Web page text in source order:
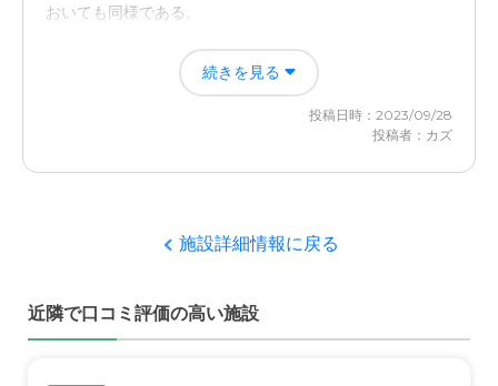
た
介護医療サービスについて
介護のほうは全問などに回答させていただきましたが、本
当に安心しておまかせできる第一印象をうけましたし、ま
できるなとかんじました
近隣環境や交通アクセスについて
る距離であったので問題はございませんでした
おいても同様である。
入居後どうなったか？
歩行不自由な父親を入浴介助してもらえるのは本当に有難
い。あと床屋・歯科医・内科医が定期的に施設に来てくれ
るというのも有難い。施設内の日常生活についても、常に
スタッフの目が行き届いているようだ。本人はもっと自由
自室を出たところが食事などに使うフロアである。ほか、
入浴とか生活のすべてがエレベーターを使わず同じ階で出
来るようになっている。脚が不自由で酸素ボンベが手放せ
続きを見る
投稿日時：2023/09/28
投稿者：カズ
施設詳細情報に戻る
近隣で口コミ評価の高い施設